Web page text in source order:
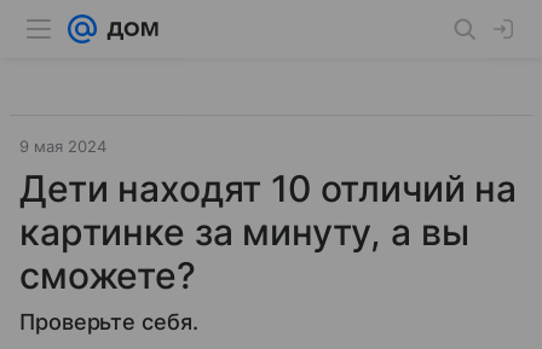
9 мая 2024
Дети находят 10 отличий на
картинке за минуту, а вы
сможете?
Проверьте себя.